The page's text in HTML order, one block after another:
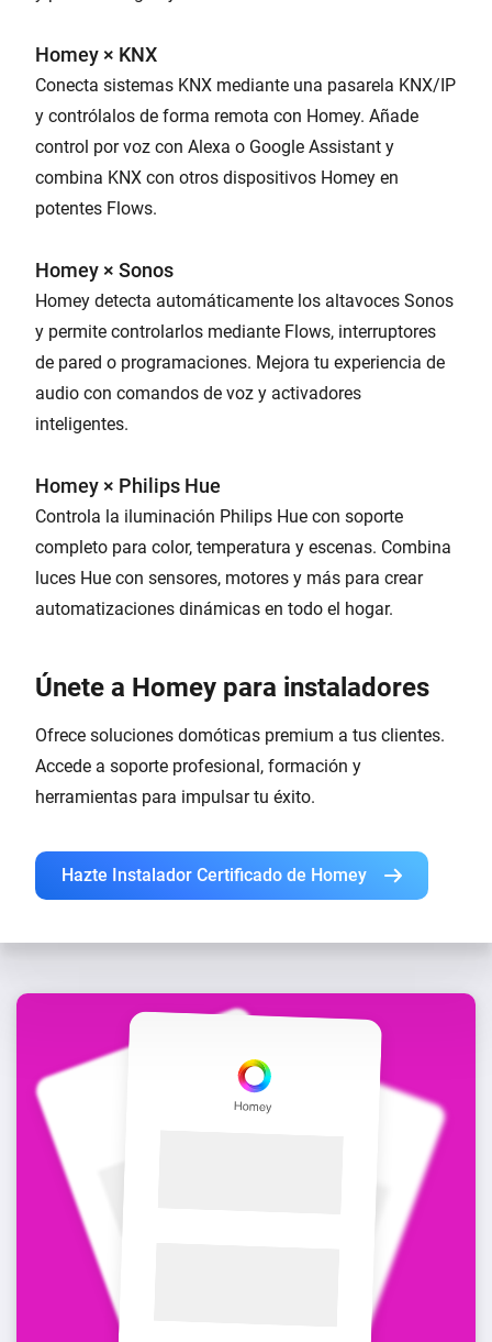
Homey × KNX
Conecta sistemas KNX mediante una pasarela KNX/IP
y contrólalos de forma remota con Homey. Añade
control por voz con Alexa o Google Assistant y
combina KNX con otros dispositivos Homey en
potentes Flows.
Homey × Sonos
Homey detecta automáticamente los altavoces Sonos
y permite controlarlos mediante Flows, interruptores
de pared o programaciones. Mejora tu experiencia de
audio con comandos de voz y activadores
inteligentes.
Homey × Philips Hue
Controla la iluminación Philips Hue con soporte
completo para color, temperatura y escenas. Combina
luces Hue con sensores, motores y más para crear
automatizaciones dinámicas en todo el hogar.
Únete a Homey para instaladores
Ofrece soluciones domóticas premium a tus clientes.
Accede a soporte profesional, formación y
herramientas para impulsar tu éxito.
Hazte Instalador Certificado de Homey